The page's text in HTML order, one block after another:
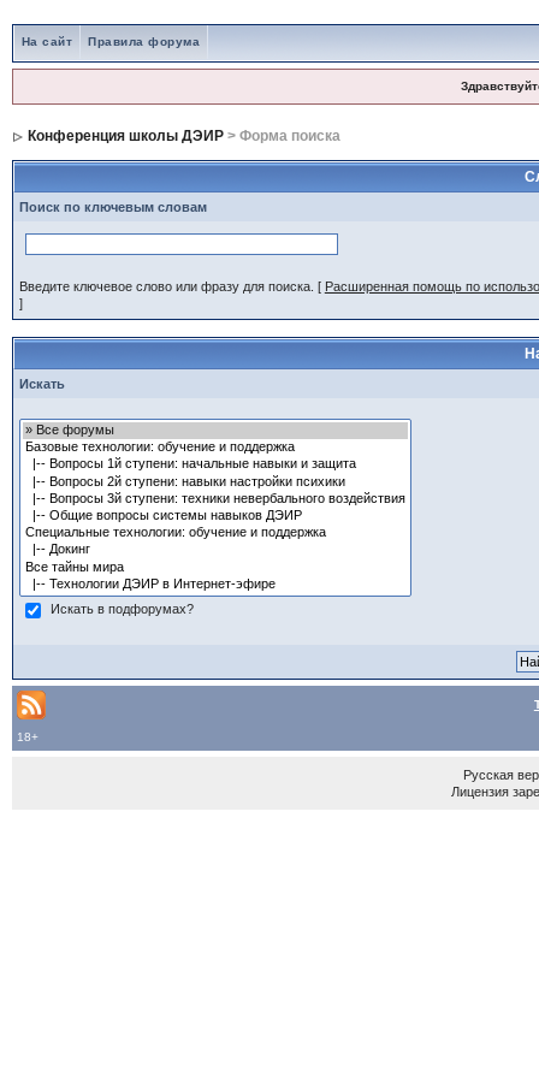
На сайт Правила форума
Конференция школы ДЭИР> Форма поиска
Поиск по ключевым словам
Введите ключевое слово или фразу для поиска. [ Расширенная помощь по
]
Искать
Искать в подфорумах?
18+
Русская
Лицензия